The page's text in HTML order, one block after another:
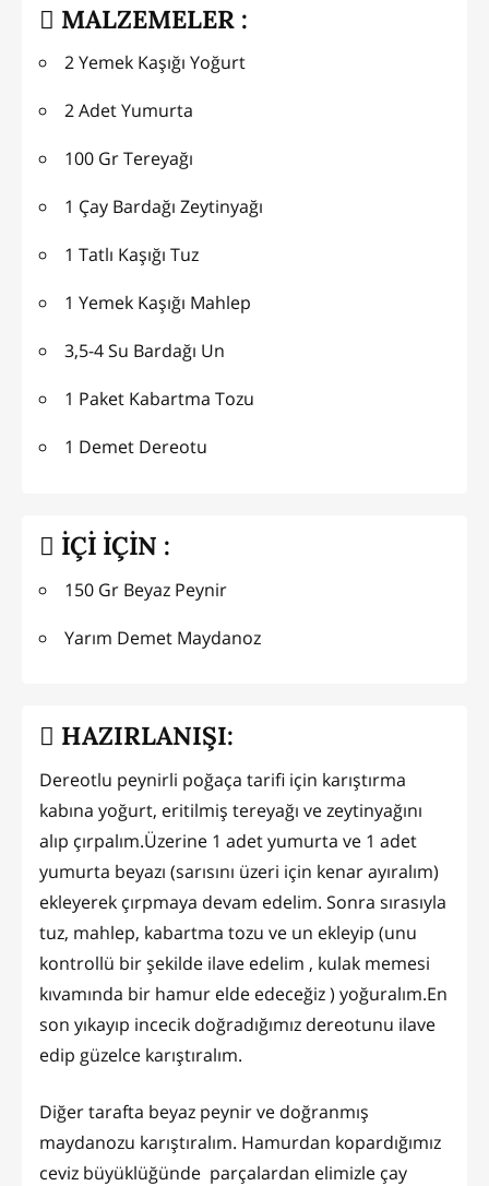
MALZEMELER :
2 Yemek Kaşığı Yoğurt
2 Adet Yumurta
100 Gr Tereyağı
1 Çay Bardağı Zeytinyağı
1 Tatlı Kaşığı Tuz
1 Yemek Kaşığı Mahlep
3,5-4 Su Bardağı Un
1 Paket Kabartma Tozu
1 Demet Dereotu
İÇİ İÇİN :
150 Gr Beyaz Peynir
Yarım Demet Maydanoz
HAZIRLANIŞI:
Dereotlu peynirli poğaça tarifi için karıştırma
kabına yoğurt, eritilmiş tereyağı ve zeytinyağını
alıp çırpalım.Üzerine 1 adet yumurta ve 1 adet
yumurta beyazı (sarısını üzeri için kenar ayıralım)
ekleyerek çırpmaya devam edelim. Sonra sırasıyla
tuz, mahlep, kabartma tozu ve un ekleyip (unu
kontrollü bir şekilde ilave edelim , kulak memesi
kıvamında bir hamur elde edeceğiz ) yoğuralım.En
son yıkayıp incecik doğradığımız dereotunu ilave
edip güzelce karıştıralım.
Diğer tarafta beyaz peynir ve doğranmış
maydanozu karıştıralım. Hamurdan kopardığımız
ceviz büyüklüğünde parçalardan elimizle çay